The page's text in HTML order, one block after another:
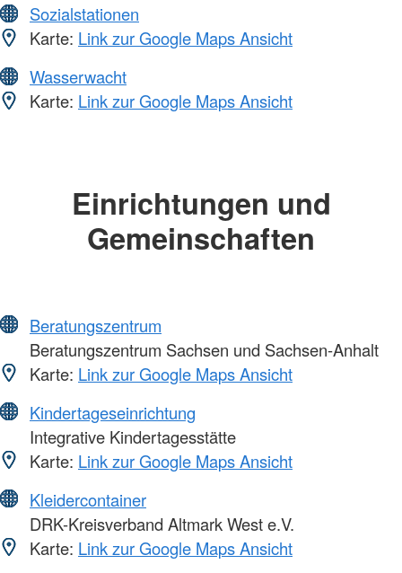
Sozialstationen
Karte: Link zur Google Maps Ansicht
Wasserwacht
Karte: Link zur Google Maps Ansicht
Einrichtungen und
Gemeinschaften
Beratungszentrum
Beratungszentrum Sachsen und Sachsen-Anhalt
Karte: Link zur Google Maps Ansicht
Kindertageseinrichtung
Integrative Kindertagesstätte
Karte: Link zur Google Maps Ansicht
Kleidercontainer
DRK-Kreisverband Altmark West e.V.
Karte: Link zur Google Maps Ansicht